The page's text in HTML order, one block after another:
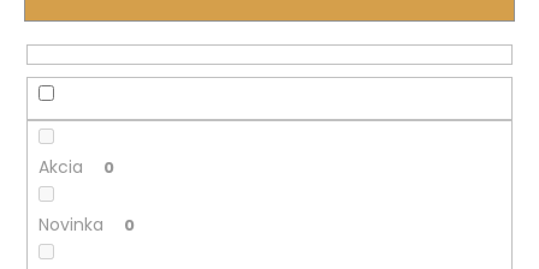
Akcia 0
Novinka 0
t
e
n
á
s
?